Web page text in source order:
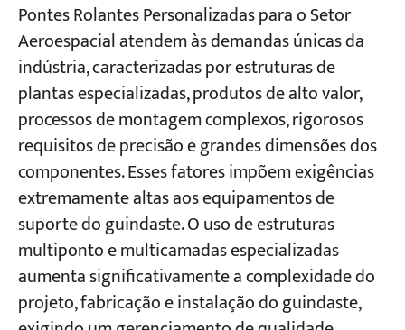
Pontes Rolantes Personalizadas para o Setor
Aeroespacial atendem às demandas únicas da
indústria, caracterizadas por estruturas de
plantas especializadas, produtos de alto valor,
processos de montagem complexos, rigorosos
requisitos de precisão e grandes dimensões dos
componentes. Esses fatores impõem exigências
extremamente altas aos equipamentos de
suporte do guindaste. O uso de estruturas
multiponto e multicamadas especializadas
aumenta significativamente a complexidade do
projeto, fabricação e instalação do guindaste,